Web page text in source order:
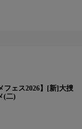
フェス2026】[新]大捜
(二)